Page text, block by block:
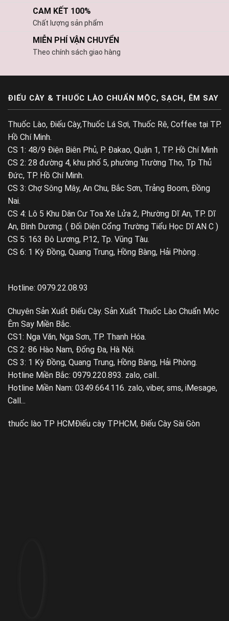
CAM KẾT 100%
Chất lượng sản phẩm
MIỄN PHÍ VẬN CHUYỂN
Theo chính sách giao hàng
ĐIẾU CÀY & THUỐC LÀO CHUẨN MỘC, SẠCH, ÊM SAY
Thuốc Lào, Điếu Cày,Thuốc Lá Sợi, Thuốc Rê, Coffee tại TP.
Hồ Chí Minh.
CS 1: 48/9 Điện Biên Phủ, P. Đakao, Quận 1, TP. Hồ Chí Minh
CS 2: 28 đường 4, khu phố 5, phường Trường Thọ, Tp Thủ
Đức, TP. Hồ Chí Minh.
CS 3: Chợ Sông Mây, An Chu, Bắc Sơn, Trảng Boom, Đồng
Nai.
CS 4: Lô 5 Khu Dân Cư Toa Xe Lửa 2, Phường Dĩ An, TP. Dĩ
An, Bình Dương. ( Đối Diện Cổng Trường Tiểu Học Dĩ AN C )
CS 5: 163 Đô Lương, P.12, Tp. Vũng Tàu.
CS 6: 1 Kỳ Đồng, Quang Trung, Hồng Bàng, Hải Phòng .
Hotline: 0979.22.08.93
Chuyên Sản Xuất Điếu Cày. Sản Xuất Thuốc Lào Chuẩn Mộc
Êm Say Miền Bắc.
CS1: Nga Văn, Nga Sơn, TP. Thanh Hóa.
CS 2: 86 Hào Nam, Đống Đa, Hà Nội.
CS 3: 1 Kỳ Đồng, Quang Trung, Hồng Bàng, Hải Phòng.
Hotline Miền Bắc: 0979.220.893. zalo, call..
Hotline Miền Nam: 0349.664.116. zalo, viber, sms, iMesage,
Call...
thuốc lào TP HCMĐiếu cày TPHCM, Điếu Cày Sài Gòn